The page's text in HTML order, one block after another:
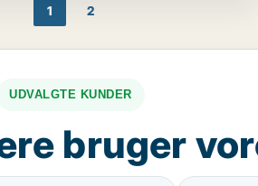
1 2
UDVALGTE KUNDER
bruger